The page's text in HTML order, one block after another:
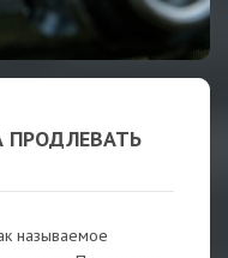
называемое